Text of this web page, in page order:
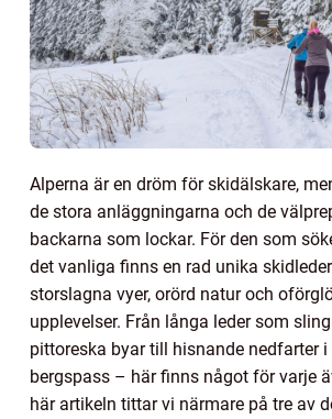
Alperna är en dröm för skidälskare,
de stora anläggningarna och de
backarna som lockar. För den som
det vanliga finns en rad unika
storslagna vyer, orörd natur och
upplevelser. Från långa leder som
pittoreska byar till hisnande nedfarter
bergspass – här finns något för varje
här artikeln tittar vi närmare på tre av